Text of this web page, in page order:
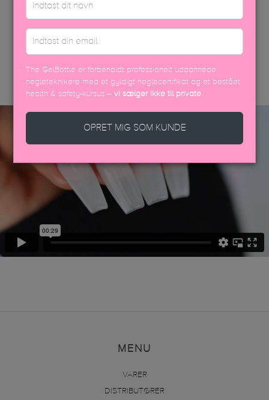
DISCOVER MORE
MENU
VARER
DISTRIBUTØRER
The GelBottle er forbeholdt professionelt uddannede
negleteknikere med et gyldigt neglecertifikat og et bestået
health & safety-kursus –vi sælger ikke til private
OPRET MIG SOM KUNDE